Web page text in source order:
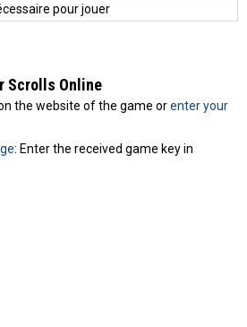
pour jouer
Scrolls Online
the website of the game orenter your
: Enter the received game key in